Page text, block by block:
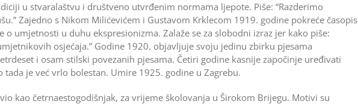
u stvaralaštvu i društveno utvrđenim normama ljepote. Piše: “Razderimo
Zajedno s Nikom Milićevićem i Gustavom Krklecom 1919. godine pokreće časopis
o umjetnosti u duhu ekspresionizma. Zalaže se za slobodni izraz jer kako piše:
osjećaja.” Godine 1920. objavljuje svoju jedinu zbirku pjesama
i osam stilski povezanih pjesama. Četiri godine kasnije započinje uređivati
tada je već vrlo bolestan. Umire 1925. godine u Zagrebu.
kao četrnaestogodišnjak, za vrijeme školovanja u Širokom Brijegu. Motivi su